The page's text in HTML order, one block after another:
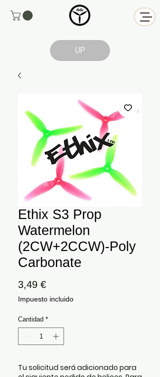
UP
Ethix S3 Prop
Watermelon
(2CW+2CCW)-Poly
Carbonate
3,49 €Precio
Impuesto incluido
Cantidad *
Tu solicitud será adicionado para